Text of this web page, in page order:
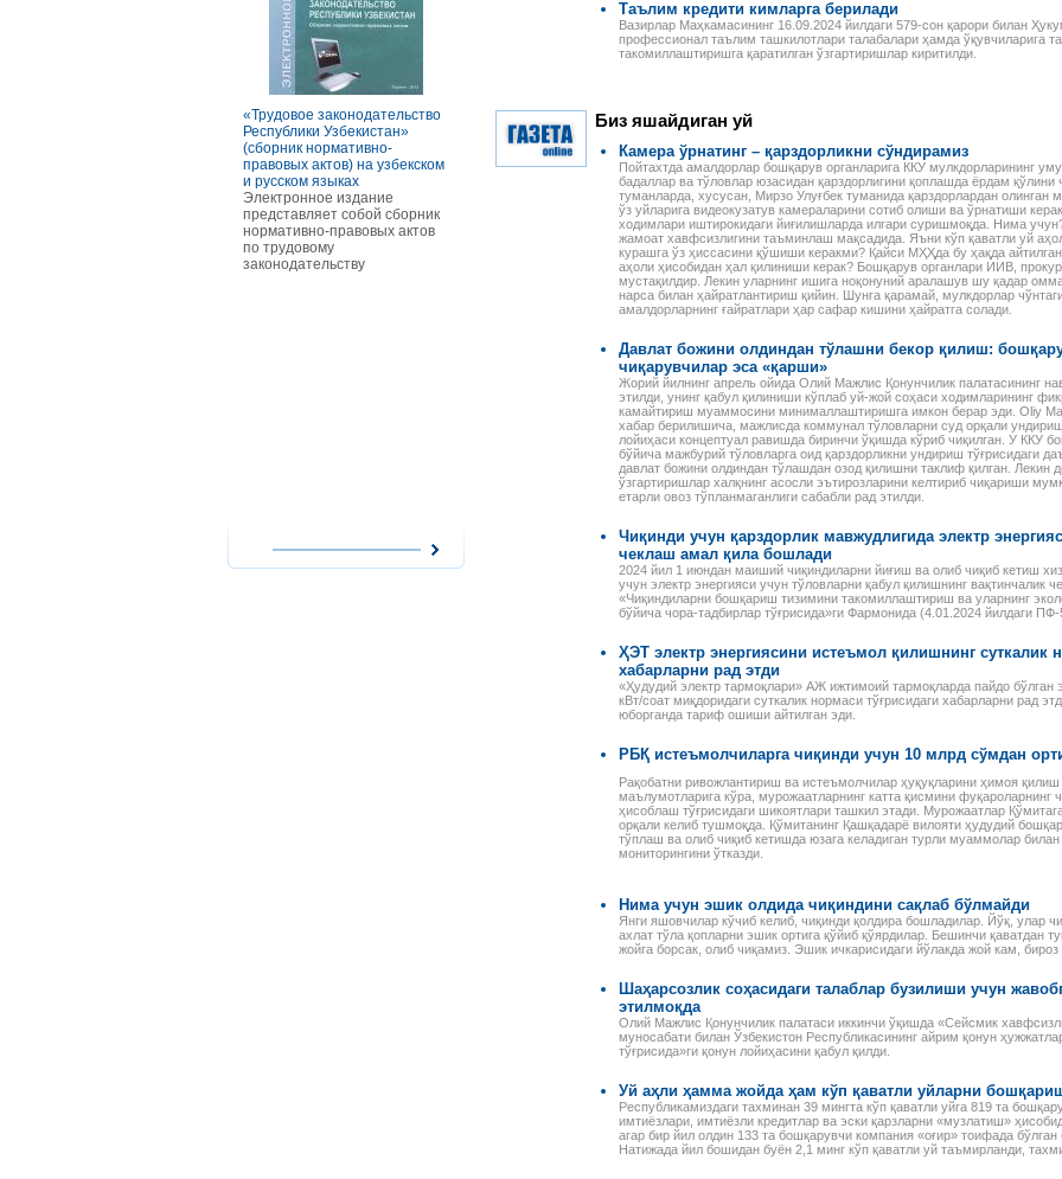
«Трудовое законодательство
Республики Узбекистан»
(сборник нормативно-
правовых актов) на узбекском
и русском языках
Электронное издание
представляет собой сборник
нормативно-правовых актов
по трудовому
законодательству
РАСЧЕТЫ С ПЕРСОНАЛОМ II
ТОМ ОСОБЕННОСТИ
ОПЛАТЫ ТРУДА
В книге рассмотрены вопросы
оплаты труда отдельных
отдельных сферах и случаях.
особенности оплаты труда
совместителей, сезонных
работников и надомников —
действующие ограничения
им заработной платы при
повременной и сдельной
форме оплаты труда, виды
сезонных работ и расчеты с
работниками-сезонщиками,
особенности организации
надомного труда и выгоды
надомников, возмещение
Налоговое законодательство
Данное электронное издание
по сути представляет собой
сборник нормативно-
правовых актов по налоговому
законодательству Республики
Узбекистан. В него вошли все
законы, указы,
постановления,
распоряжения Президента
Республики Узбекистан,
постановления и
распоряжения Кабинета
Узбекистан,
зарегистрированные
Министерством юстиции
Республики Узбекистан, а
также иные нормативные
акты, в том числе
ведомственные и местные,
касающиеся вопросов
налогообложения.
Годовой отчет–2013
специалисты подробно, по
строкам баланса, разъясняют
порядок учета финансово-
хозяйственных операций и
налоговые последствия.
Разъяснения
сопровождаются
примерами и конкретными
расчетами, с учетом всех
изменений и дополнений,
внесенных в
Таълим кредити кимларга берилади
Вазирлар Маҳкамасининг 16.09.2024 йилдаги 579-сон қарори билан
профессионал таълим ташкилотлари талабалари ҳамда ўқувчиларига
такомиллаштиришга қаратилган ўзгартиришлар киритилди.
Биз яшайдиган уй
Камера ўрнатинг – қарздорликни сўндирамиз
Пойтахтда амалдорлар бошқарув органларига ККУ мулкдорларининг
бадаллар ва тўловлар юзасидан қарздорлигини қоплашда ёрдам
туманларда, хусусан, Мирзо Улуғбек туманида қарздорлардан олинган
ўз уйларига видеокузатув камераларини сотиб олиши ва ўрнатиши
ходимлари иштирокидаги йиғилишларда илгари суришмоқда. Нима
жамоат хавфсизлигини таъминлаш мақсадида. Яъни кўп қаватли уй
курашга ўз ҳиссасини қўшиши керакми? Қайси МҲҲда бу ҳақда
аҳоли ҳисобидан ҳал қилиниши керак? Бошқарув органлари ИИВ,
мустақилдир. Лекин уларнинг ишига ноқонуний аралашув шу қадар
нарса билан ҳайратлантириш қийин. Шунга қарамай, мулкдорлар
амалдорларнинг ғайратлари ҳар сафар кишини ҳайратга солади.
Давлат божини олдиндан тўлашни бекор қилиш:
чиқарувчилар эса «қарши»
Жорий йилнинг апрель ойида Олий Мажлис Қонунчилик палатасининг
этилди, унинг қабул қилиниши кўплаб уй-жой соҳаси ходимларининг
камайтириш муаммосини минималлаштиришга имкон берар эди. Oliy
хабар берилишича, мажлисда коммунал тўловларни суд орқали
лойиҳаси концептуал равишда биринчи ўқишда кўриб чиқилган. У ККУ
бўйича мажбурий тўловларга оид қарздорликни ундириш тўғрисидаги
давлат божини олдиндан тўлашдан озод қилишни таклиф қилган. Лекин
ўзгартиришлар халқнинг асосли эътирозларини келтириб чиқариши
етарли овоз тўпланмаганлиги сабабли рад этилди.
Чиқинди учун қарздорлик мавжудлигида электр
чеклаш амал қила бошлади
2024 йил 1 июндан маиший чиқиндиларни йиғиш ва олиб чиқиб кетиш
учун электр энергияси учун тўловларни қабул қилишнинг вақтинчалик
«Чиқиндиларни бошқариш тизимини такомиллаштириш ва уларнинг
бўйича чора-тадбирлар тўғрисида»ги Фармонида (4.01.2024 йилдаги
ҲЭТ электр энергиясини истеъмол қилишнинг суткалик
хабарларни рад этди
«Ҳудудий электр тармоқлари» АЖ ижтимоий тармоқларда пайдо бўлган
кВт/соат миқдоридаги суткалик нормаси тўғрисидаги хабарларни рад
юборганда тариф ошиши айтилган эди.
РБҚ истеъмолчиларга чиқинди учун 10 млрд сўмдан
Рақобатни ривожлантириш ва истеъмолчилар ҳуқуқларини ҳимоя
маълумотларига кўра, мурожаатларнинг катта қисмини фуқароларнинг
ҳисоблаш тўғрисидаги шикоятлари ташкил этади. Мурожаатлар
орқали келиб тушмоқда. Қўмитанинг Қашқадарё вилояти ҳудудий
тўплаш ва олиб чиқиб кетишда юзага келадиган турли муаммолар
мониторингини ўтказди.
Нима учун эшик олдида чиқиндини сақлаб бўлмайди
Янги яшовчилар кўчиб келиб, чиқинди қолдира бошладилар. Йўқ, улар
ахлат тўла қопларни эшик ортига қўйиб қўярдилар. Бешинчи қаватдан
жойга борсак, олиб чиқамиз. Эшик ичкарисидаги йўлакда жой кам,
Шаҳарсозлик соҳасидаги талаблар бузилиши учун
этилмоқда
Олий Мажлис Қонунчилик палатаси иккинчи ўқишда «Сейсмик
муносабати билан Ўзбекистон Республикасининг айрим қонун
тўғрисида»ги қонун лойиҳасини қабул қилди.
Уй аҳли ҳамма жойда ҳам кўп қаватли уйларни
Республикамиздаги тахминан 39 мингта кўп қаватли уйга 819 та
имтиёзлари, имтиёзли кредитлар ва эски қарзларни «музлатиш»
агар бир йил олдин 133 та бошқарувчи компания «оғир» тоифада
Натижада йил бошидан буён 2,1 минг кўп қаватли уй таъмирланди,